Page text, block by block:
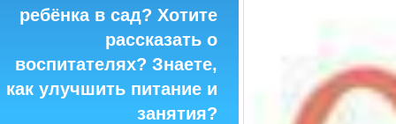
ребёнка в сад? Хотите
рассказать о
воспитателях? Знаете,
как улучшить питание и
занятия?